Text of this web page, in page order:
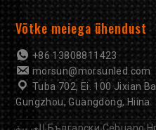
Võtke meiega ühendust
+86 13808811423
morsun@morsunled.com
Tuba 702, Ei. 100 Jixian
Gungzhou, Guangdong, Hiina